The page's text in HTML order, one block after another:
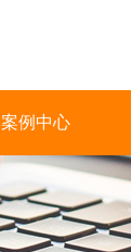
案例中心